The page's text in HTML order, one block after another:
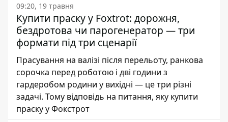
09:20, 19 травня
Купити праску у Foxtrot: дорожня,
бездротова чи парогенератор — три
формати під три сценарії
Прасування на валізі після перельоту, ранкова
сорочка перед роботою і дві години з
гардеробом родини у вихідні — це три різні
задачі. Тому відповідь на питання, яку купити
праску у Фокстрот